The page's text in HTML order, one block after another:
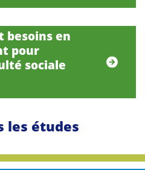
besoins en
pour
sociale
les études